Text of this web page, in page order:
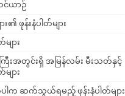
င်ယာဉ်
၏ ဖုန်းနံပါတ်များ
များ
ြီးအတွင်းရှိ အမြန်လမ်း မီးသတ်နှင့်
များ
ပါက ဆက်သွယ်ရမည့် ဖုန်းနံပါတ်များ